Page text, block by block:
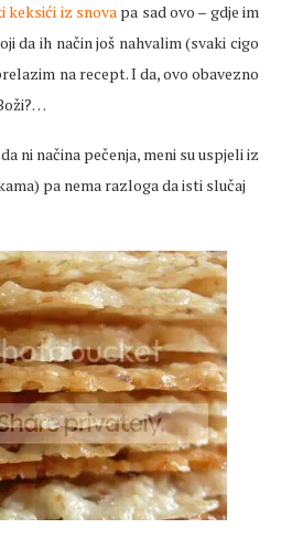
keksići iz snova pa sad ovo – gdje im
da ih način još nahvalim (svaki cigo
na recept. I da, ovo obavezno
ni načina pečenja, meni su uspjeli iz
pa nema razloga da isti slučaj